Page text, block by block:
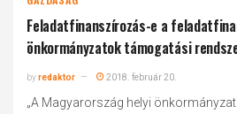
Feladatfinanszírozás-e a
önkormányzatok támogatási
byredaktor 2018. február 20.
„A Magyarország helyi